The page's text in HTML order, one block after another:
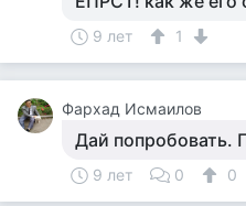
9 лет 1
Фархад Исмаилов
Дай попробовать.
9 лет 0 0